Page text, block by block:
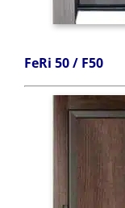
FeRi 50 / F50